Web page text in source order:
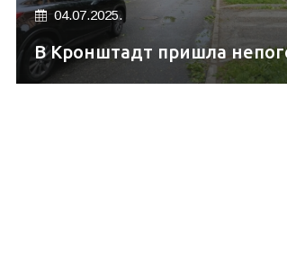
04.07.2025.
В Кронштадт пришла